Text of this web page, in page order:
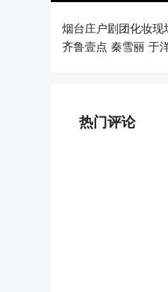
烟台庄户剧团化妆现
齐鲁壹点 秦雪丽 于
热门评论